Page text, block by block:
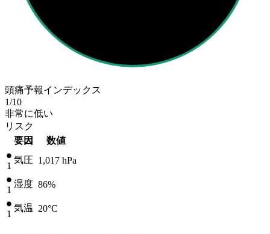
頭痛予報インデックス
1/10
非常に低い
リスク
要因
数値
1
気圧 1,017 hPa
1
湿度 86%
1
気温 20°C